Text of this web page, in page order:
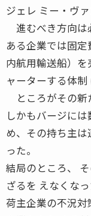
ジェレ ミー・ヴ
進むべき方向は
ある企業では固
内航用輸送船）
ャーターする体制
ところがその新
しかもバージに
め、その持ち主
った。
結局のところ、
ざるを えなくなっ
荷主企業の不況